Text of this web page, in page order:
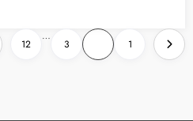
تعدد
صفحات
1
3
…
12